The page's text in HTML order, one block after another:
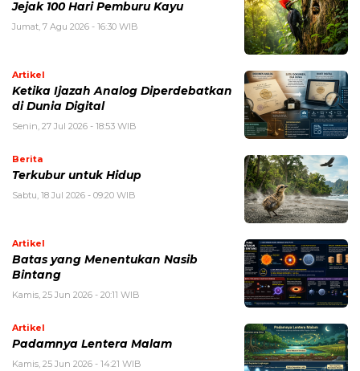
Jejak 100 Hari Pemburu Kayu
Jumat, 7 Agu 2026 - 16:30 WIB
Artikel
Ketika Ijazah Analog Diperdebatkan
di Dunia Digital
Senin, 27 Jul 2026 - 18:53 WIB
Berita
Terkubur untuk Hidup
Sabtu, 18 Jul 2026 - 09:20 WIB
Artikel
Batas yang Menentukan Nasib
Bintang
Kamis, 25 Jun 2026 - 20:11 WIB
Artikel
Padamnya Lentera Malam
Kamis, 25 Jun 2026 - 14:21 WIB